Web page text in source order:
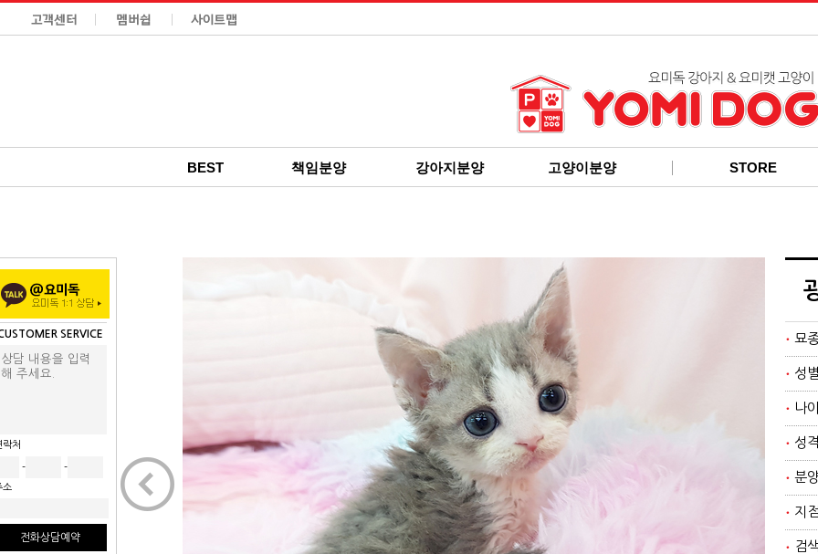
BEST 책임분양 강아지분양 고양이분양 STORE
SERVICE
락처
-
-
소
전화상담예약
묘
성
나
성
분
지
검